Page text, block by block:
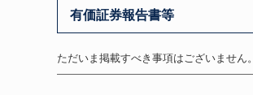
有価証券報告書等
ただいま掲載すべき事項はございません。